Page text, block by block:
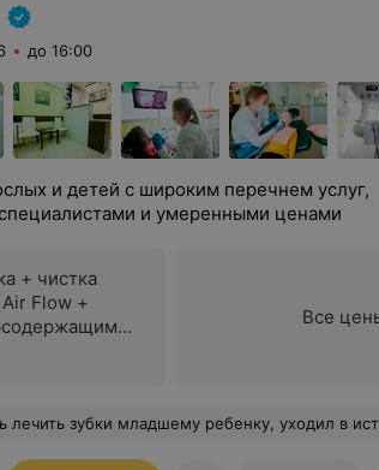
до 16:00
и детей с широким перечнем услуг,
и умеренными ценами
+ чистка
Flow +
Все
что могли сделать врачи-это посмотреть в ротик и перечислить зубки, какие надо лечить. Наталья Николаевна нашла подход к сыну: уверенно, спокойно, неспеша договорилась с сыном и (ухухуху!) первый